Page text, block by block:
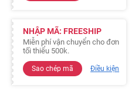
NHẬP MÃ: FREESHIP
Miễn phí vận chuyển cho đơn
tối thiểu 500k.
Sao chép mã Điều kiện